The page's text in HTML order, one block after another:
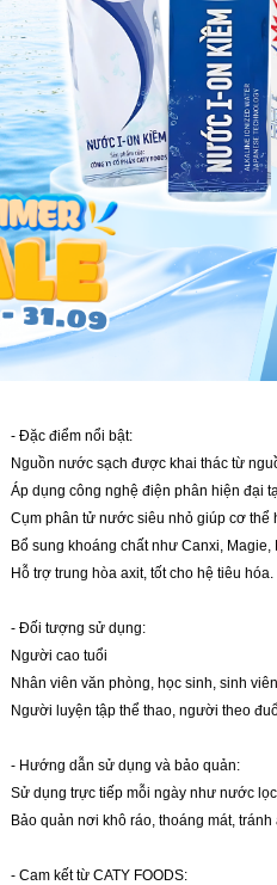
- Đặc điểm nổi bật:
Nguồn nước sạch được khai thác từ
Áp dụng công nghệ điện phân hiện đại
Cụm phân tử nước siêu nhỏ giúp cơ thể
Bổ sung khoáng chất như Canxi,
Hỗ trợ trung hòa axit, tốt cho hệ tiêu hóa.
- Đối tượng sử dụng:
Người cao tuổi
Nhân viên văn phòng, học sinh, sinh viên
Người luyện tập thể thao, người theo
- Hướng dẫn sử dụng và bảo quản:
Sử dụng trực tiếp mỗi ngày như nước
Bảo quản nơi khô ráo, thoáng mát,
- Cam kết từ CATY FOODS: